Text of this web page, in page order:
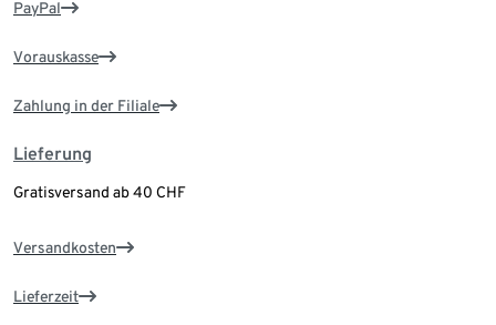
PayPal
Vorauskasse
Zahlung in der Filiale
Lieferung
Gratisversand ab 40 CHF
Versandkosten
Lieferzeit